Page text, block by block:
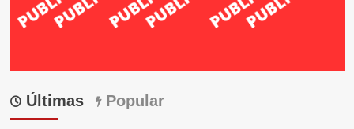
Últimas Popular